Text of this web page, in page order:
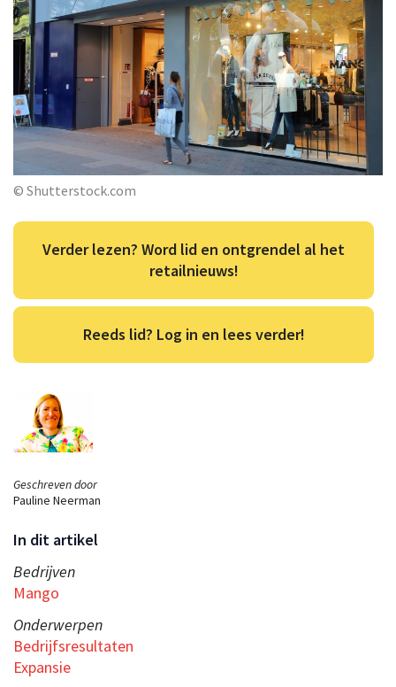
Geschreven door
Pauline Neerman
In dit artikel
Bedrijven
Mango
Onderwerpen
Bedrijfsresultaten
Expansie
© Shutterstock.com
Verder lezen? Word lid en ontgrendel al het
retailnieuws!
Reeds lid? Log in en lees verder!